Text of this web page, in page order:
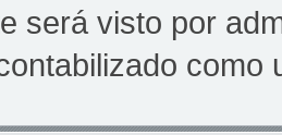
será visto por
como